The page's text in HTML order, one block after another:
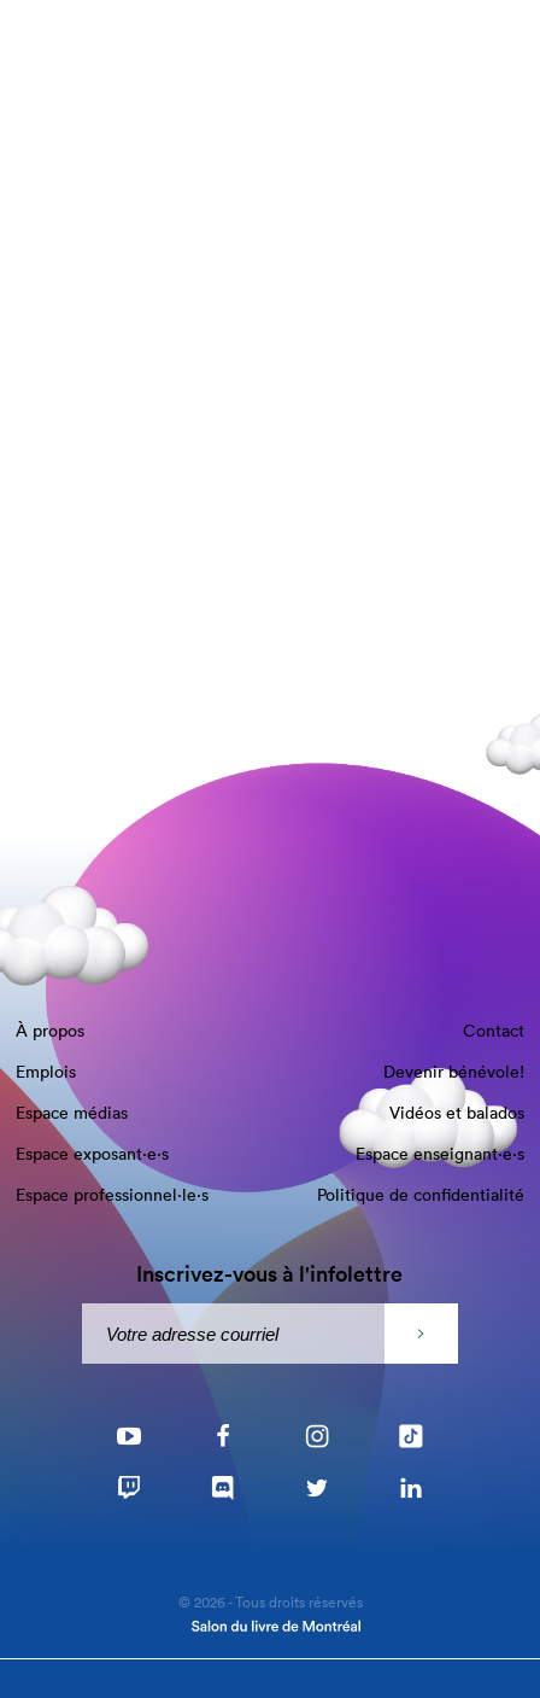
À propos
Contact
Emplois
Devenir bénévole!
Espace médias
Vidéos et balados
Espace exposant·e⋅s
Espace enseignant·e⋅s
Espace professionnel·le⋅s
Politique de confidentialité
Inscrivez-vous à l'infolettre
© 2026 - Tous droits réservés